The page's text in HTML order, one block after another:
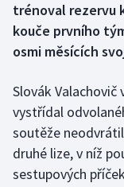
Dostihy
Futsal
Golf
Gymnastika
trénoval rezervu
kouče prvního
osmi měsících
Slovák Valachovič
vystřídal
soutěže
druhé lize, v níž
sestupových